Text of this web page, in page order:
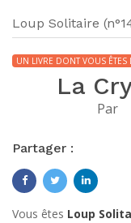
Loup Solitaire
UN LIVRE DONT VOUS ÊTES
La
Par
Partager :
Vous êtes Loup